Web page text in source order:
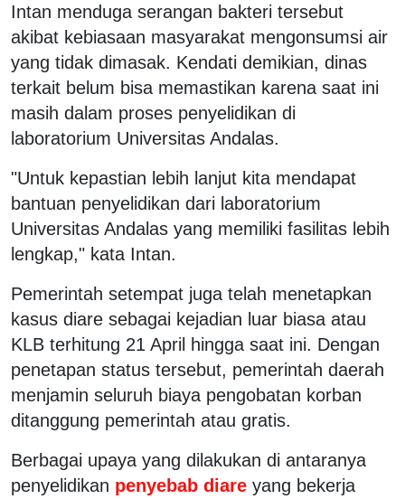
Intan menduga serangan bakteri tersebut
akibat kebiasaan masyarakat mengonsumsi air
yang tidak dimasak. Kendati demikian, dinas
terkait belum bisa memastikan karena saat ini
masih dalam proses penyelidikan di
laboratorium Universitas Andalas.
"Untuk kepastian lebih lanjut kita mendapat
bantuan penyelidikan dari laboratorium
Universitas Andalas yang memiliki fasilitas lebih
lengkap," kata Intan.
Pemerintah setempat juga telah menetapkan
kasus diare sebagai kejadian luar biasa atau
KLB terhitung 21 April hingga saat ini. Dengan
penetapan status tersebut, pemerintah daerah
menjamin seluruh biaya pengobatan korban
ditanggung pemerintah atau gratis.
Berbagai upaya yang dilakukan di antaranya
penyelidikan penyebab diare yang bekerja